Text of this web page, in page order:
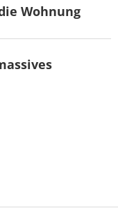
Wohnung